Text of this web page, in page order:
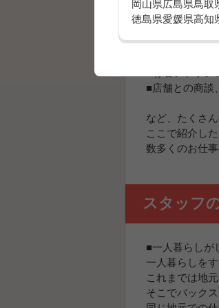
岡山県広島県鳥取
徳島県愛媛県高知
■家電量販店
■通信速度の速
■店舗との商
など、たくさ
ここで紹介し
数多くのお仕
スタッフ
■一人暮らし
一人暮らしを
これまでは地
そこでバック